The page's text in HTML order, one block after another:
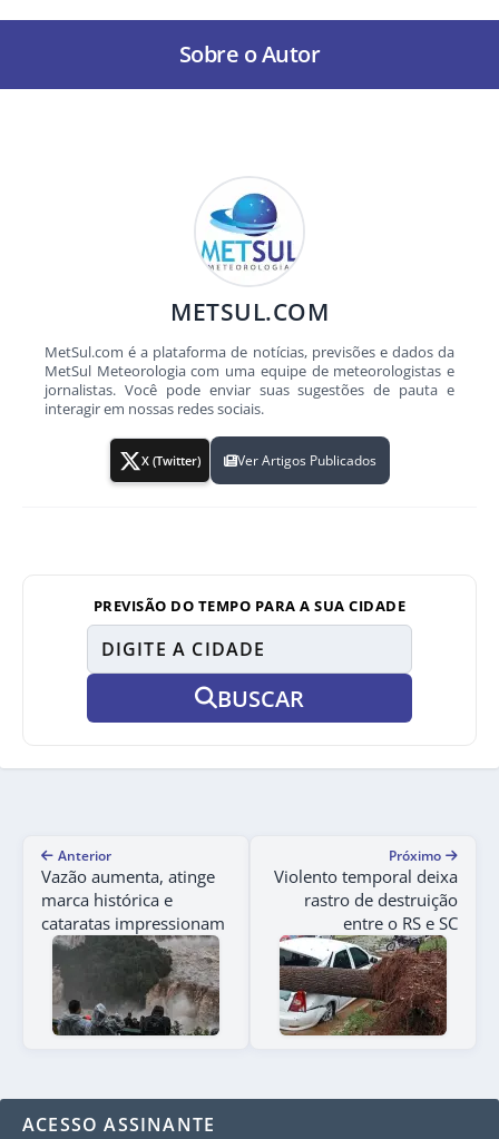
Sobre o Autor
METSUL.COM
MetSul.com é a plataforma de notícias, previsões e dados da
MetSul Meteorologia com uma equipe de meteorologistas e
jornalistas. Você pode enviar suas sugestões de pauta e
interagir em nossas redes sociais.
X (Twitter) Ver Artigos Publicados
PREVISÃO DO TEMPO PARA A SUA CIDADE
BUSCAR
Anterior
Vazão aumenta, atinge
marca histórica e
cataratas impressionam
Próximo
Violento temporal deixa
rastro de destruição
entre o RS e SC
ACESSO ASSINANTE